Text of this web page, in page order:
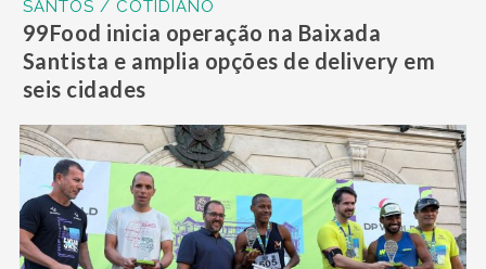
SANTOS / COTIDIANO
99Food inicia operação na Baixada
Santista e amplia opções de delivery em
seis cidades